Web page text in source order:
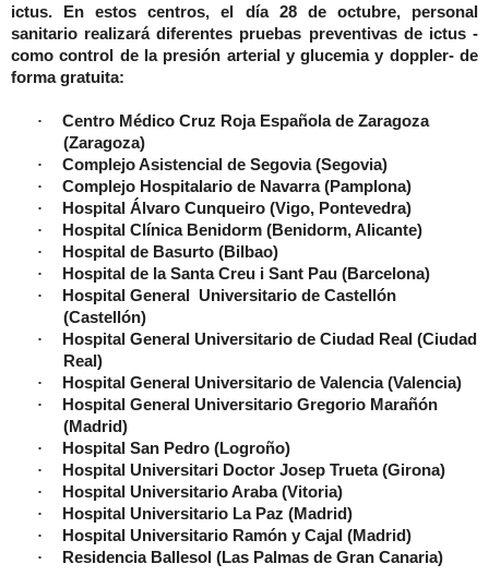
ictus. En estos centros, el día 28 de octubre, personal
sanitario realizará diferentes pruebas preventivas de ictus -
como control de la presión arterial y glucemia y doppler- de
forma gratuita:
·
Centro Médico Cruz Roja Española de Zaragoza
(Zaragoza)
·
Complejo Asistencial de Segovia (Segovia)
·
Complejo Hospitalario de Navarra (Pamplona)
·
Hospital Álvaro Cunqueiro (Vigo, Pontevedra)
·
Hospital Clínica Benidorm (Benidorm, Alicante)
·
Hospital de Basurto (Bilbao)
·
Hospital de la Santa Creu i Sant Pau (Barcelona)
·
Hospital General Universitario de Castellón
(Castellón)
·
Hospital General Universitario de Ciudad Real (Ciudad
Real)
·
Hospital General Universitario de Valencia (Valencia)
·
Hospital General Universitario Gregorio Marañón
(Madrid)
·
Hospital San Pedro (Logroño)
·
Hospital Universitari Doctor Josep Trueta (Girona)
·
Hospital Universitario Araba (Vitoria)
·
Hospital Universitario La Paz (Madrid)
·
Hospital Universitario Ramón y Cajal (Madrid)
·
Residencia Ballesol (Las Palmas de Gran Canaria)